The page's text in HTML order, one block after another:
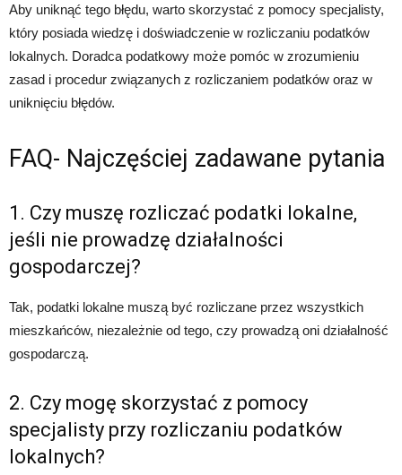
Aby uniknąć tego błędu, warto skorzystać z pomocy specjalisty,
który posiada wiedzę i doświadczenie w rozliczaniu podatków
lokalnych. Doradca podatkowy może pomóc w zrozumieniu
zasad i procedur związanych z rozliczaniem podatków oraz w
uniknięciu błędów.
FAQ- Najczęściej zadawane pytania
1. Czy muszę rozliczać podatki lokalne,
jeśli nie prowadzę działalności
gospodarczej?
Tak, podatki lokalne muszą być rozliczane przez wszystkich
mieszkańców, niezależnie od tego, czy prowadzą oni działalność
gospodarczą.
2. Czy mogę skorzystać z pomocy
specjalisty przy rozliczaniu podatków
lokalnych?